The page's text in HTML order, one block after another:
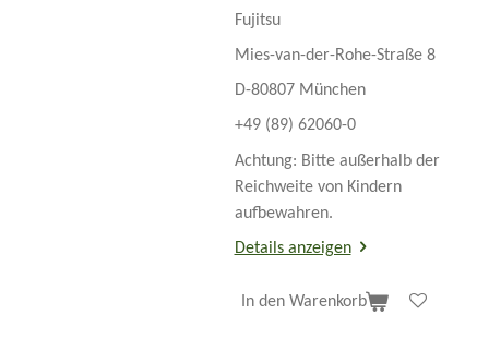
Fujitsu
Mies-van-der-Rohe-Straße 8
D-80807 München
+49 (89) 62060-0
Achtung: Bitte außerhalb der
Reichweite von Kindern
aufbewahren.
Details anzeigen
In den Warenkorb